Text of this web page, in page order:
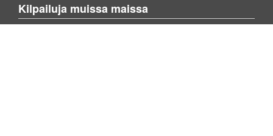
Kilpailuja muissa maissa